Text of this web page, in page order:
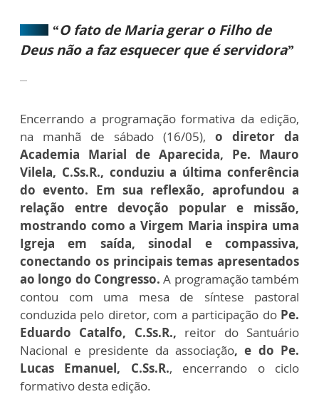
“O fato de Maria gerar o Filho de
Deus não a faz esquecer que é servidora”
Encerrando a programação formativa da edição,
na manhã de sábado (16/05), o diretor da
Academia Marial de Aparecida, Pe. Mauro
Vilela, C.Ss.R., conduziu a última conferência
do evento. Em sua reflexão, aprofundou a
relação entre devoção popular e missão,
mostrando como a Virgem Maria inspira uma
Igreja em saída, sinodal e compassiva,
conectando os principais temas apresentados
ao longo do Congresso.A programação também
contou com uma mesa de síntese pastoral
conduzida pelo diretor, com a participação do Pe.
Eduardo Catalfo, C.Ss.R., reitor do Santuário
Nacional e presidente da associação, e do Pe.
Lucas Emanuel, C.Ss.R., encerrando o ciclo
formativo desta edição.